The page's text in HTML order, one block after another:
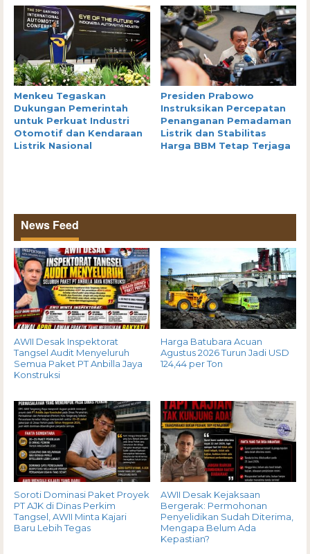
Menkeu Tegaskan
Dukungan Pemerintah
untuk Perkuat Industri
Otomotif dan Kendaraan
Listrik Nasional
Presiden Prabowo
Instruksikan Percepatan
Penanganan Pemadaman
Listrik dan Stabilitas
Harga BBM Tetap Terjaga
News Feed
AWII Desak Inspektorat
Tangsel Audit Menyeluruh
Semua Paket PT Anbilla Jaya
Konstruksi
Harga Batubara Acuan
Agustus 2026 Turun Jadi USD
124,44 per Ton
Soroti Dominasi Paket Proyek
PT AJK di Dinas Perkim
Tangsel, AWII Minta Kajari
Baru Lebih Tegas
AWII Desak Kejaksaan
Bergerak: Permohonan
Penyelidikan Sudah Diterima,
Mengapa Belum Ada
Kepastian?